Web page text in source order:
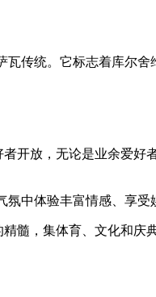
传统。它标志着库尔
者开放，无论是业余爱
中体验丰富情感、享受
精髓，集体育、文化和